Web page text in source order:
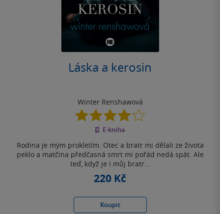
Láska a kerosin
Winter Renshawová
4.1
z
5
E-kniha
Rodina je mým prokletím. Otec a bratr mi dělali ze života
peklo a matčina předčasná smrt mi pořád nedá spát. Ale
teď, když je i můj bratr...
220 Kč
Koupit